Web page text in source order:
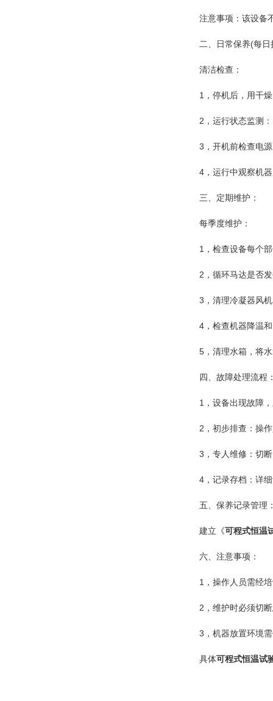
注意事项：该设备不
二、日常保养(每日
清洁检查：
1，停机后，用干燥
2，运行状态监测：
3，开机前检查电源
4，运行中观察机器
三、定期维护：
每季度维护：
1，检查设备每个部
2，循环马达是否发
3，清理冷凝器风机
4，检查机器降温和
5，清理水箱，将水
四、故障处理流程
1，设备出现故障，
2，初步排查：操作
3，专人维修：切断
4，记录存档：详细
五、保养记录管理
建立《可程式恒温
六、注意事项：
1，操作人员需经培
2，维护时必须切断
3，机器放置环境需
具体可程式恒温试